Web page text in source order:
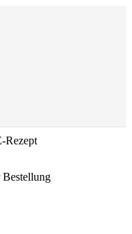
Rezept
Bestellung